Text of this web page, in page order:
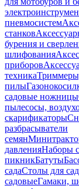
пневмосистем
станков
бурения и
шлифования
приборов
техника
пилы
садовые ножницы
пылесосы,
скарификаторы
разбрасыватели
семян
давленияНаборы
пикникБатуты
садаСтолы для
садовыеГамаки,